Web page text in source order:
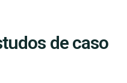
de caso